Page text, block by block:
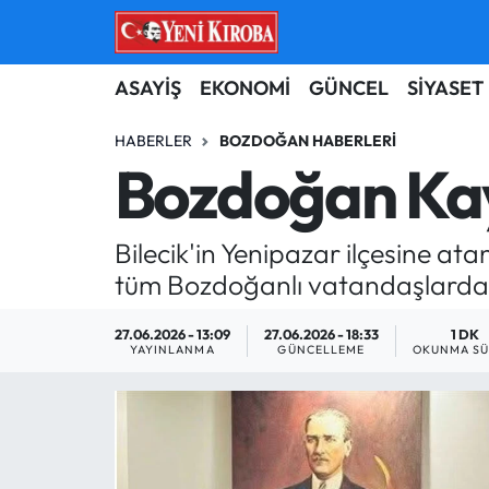
ASAYİŞ EKONOMİ GÜNCEL SİYASET
HABERLER BOZDOĞAN HABERLERI
Bozdoğan
Bilecik'in Yenipazar ilçesine
tüm Bozdoğanlı
27.06.2026 - 13:09
YAYINLANMA
27.06.2026 - 18:33
GÜNCELLEME
1 DK
OKUNMA
ASAYİŞ
BİLİM-TEKNOLOJİ
DÜNYA
EKONOMİ
Aydın Nöbetçi Eczaneler
Aydın Hava Durumu
Aydin Namaz Vakitleri
Aydın Trafik Yoğunluk Haritası
Süper Lig Puan Durumu ve Fikstür
Tüm Manşetler